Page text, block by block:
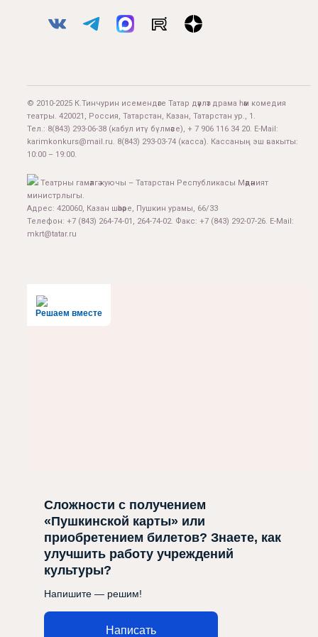
© 2010-2025 К.Тинчурин исемендәге Татар дәүләт драма һәм комедия
театры. 420021, Россия, Татарстан, Казан, Татарстан ур., 1.
Тел.: 8(843) 293-06-38 (кабул итү бүлмәсе), + 7 906 116 34 20. E-Mail:
karimkonkurs@mail.ru. 8(843) 293-03-74 (касса). Кассаның эш вакыты:
10:00 – 19:00.
Театрны гамәлгә куючы – Татарстан Республикасы Мәдәният
министрлыгы.
Адрес: 420060, Казан шәһәре, Пушкин урамы, 66/33
Телефон: +7 (843) 264-74-01, 264-74-02. Факс: +7 (843) 292-07-26. E-Mail:
mkrt@tatar.ru
Решаем вместе
Сложности с получением
«Пушкинской карты» или
приобретением билетов? Знаете, как
улучшить работу учреждений
культуры?
Напишите — решим!
Написать